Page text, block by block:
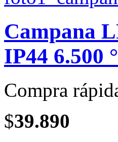
Campana
IP44 6.500
Compra
$39.890